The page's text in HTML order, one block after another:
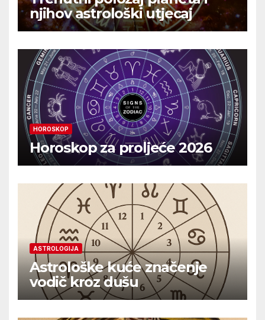
njihov astrološki utjecaj
HOROSKOP
Horoskop za proljeće 2026
ASTROLOGIJA
Astrološke kuće značenje
vodič kroz dušu